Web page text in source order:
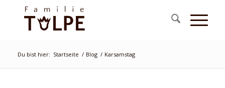
Du bist hier: Startseite / Blog / Karsamstag